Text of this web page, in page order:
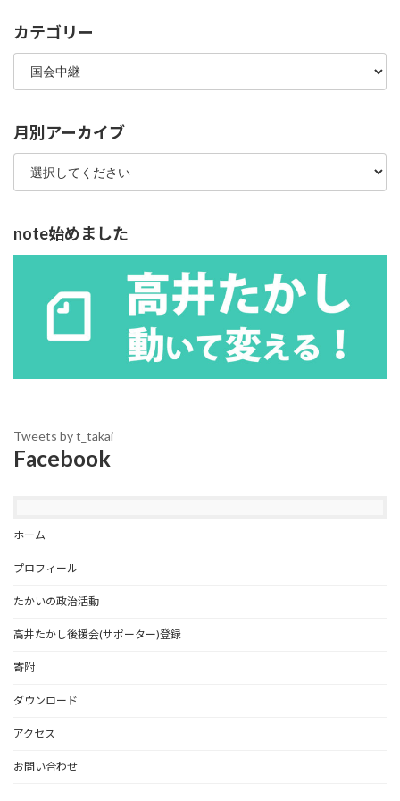
カテゴリー
カ
ゴ
ー
月別アーカイブ
note始めました
Tweets by t_takai
Facebook
ホーム
プロフィール
たかいの政治活動
高井たかし後援会(サポーター)登録
寄附
ダウンロード
アクセス
お問い合わせ